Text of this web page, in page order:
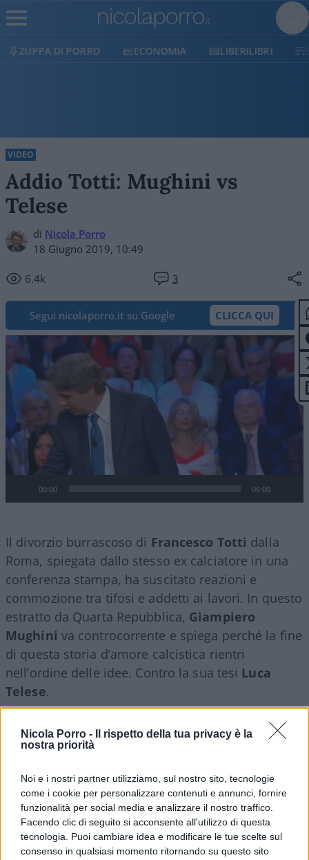
Nicola Porro -
Il rispetto della tua privacy è la
nostra priorità
Noi e i nostri partner utilizziamo, sul nostro sito, tecnologie
come i cookie per personalizzare contenuti e annunci, fornire
funzionalità per social media e analizzare il nostro traffico.
Facendo clic di seguito si acconsente all'utilizzo di questa
tecnologia. Puoi cambiare idea e modificare le tue scelte sul
consenso in qualsiasi momento ritornando su questo sito
ECONOMIA LIBERILIBRI SHOP SOSTIENICI
VIDEO
Addio Totti: Mughini vs
Telese
di Nicola Porro
18 Giugno 2019, 10:49
6.4k 3
Segui nicolaporro.it su Google CLICCA QUI
Video
Player
00:00 06:00
Il divorzio burrascoso di Francesco Totti dalla
Roma, spiegata dallo stesso ex calciatore in una
conferenza stampa, ha suscitato reazioni e
commozione tra tifosi e addetti ai lavori. In questo
estratto da Quarta Repubblica, Giampiero
Mughini va controcorrente e spiega perché la fine
di questa storia d’amore calcistica rientri
nell’ordine delle idee. Contro la sua tesi Luca
Telese.
Dalla trasmissione del 17 giugno 2019.
3
Leggi i commenti